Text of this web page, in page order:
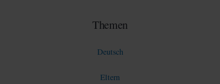
Themen
Deutsch
Eltern